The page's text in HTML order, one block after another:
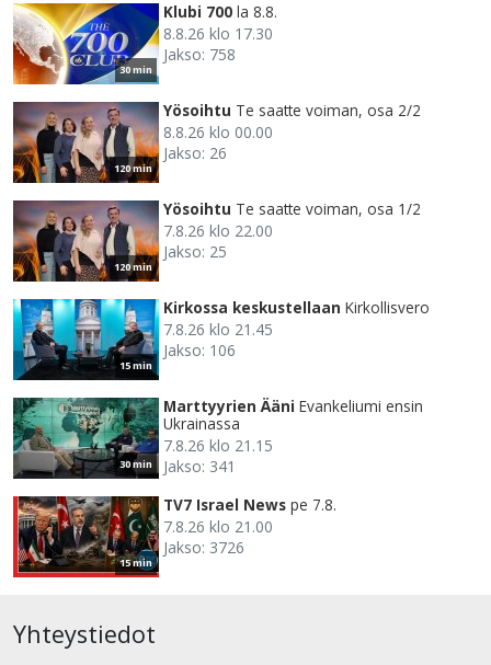
30 min
Klubi 700 la 8.8.
8.8.26 klo 17.30
Jakso: 758
120 min
Yösoihtu Te saatte voiman, osa 2/2
8.8.26 klo 00.00
Jakso: 26
120 min
Yösoihtu Te saatte voiman, osa 1/2
7.8.26 klo 22.00
Jakso: 25
15 min
Kirkossa keskustellaan Kirkollisvero
7.8.26 klo 21.45
Jakso: 106
30 min
Marttyyrien Ääni Evankeliumi ensin
Ukrainassa
7.8.26 klo 21.15
Jakso: 341
15 min
TV7 Israel News pe 7.8.
7.8.26 klo 21.00
Jakso: 3726
Yhteystiedot